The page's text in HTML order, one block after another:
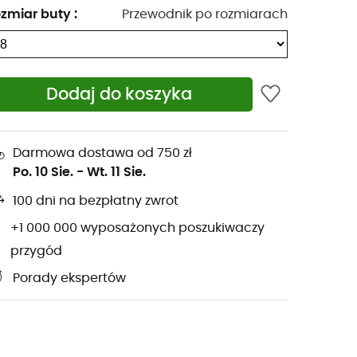
buty : Przewodnik po rozmiarach
Dodaj do koszyka
Darmowa dostawa od 750 zł
Po. 10 Sie. - Wt. 11 Sie.
100 dni na bezpłatny zwrot
+1 000 000 wyposażonych poszukiwaczy
przygód
Porady ekspertów